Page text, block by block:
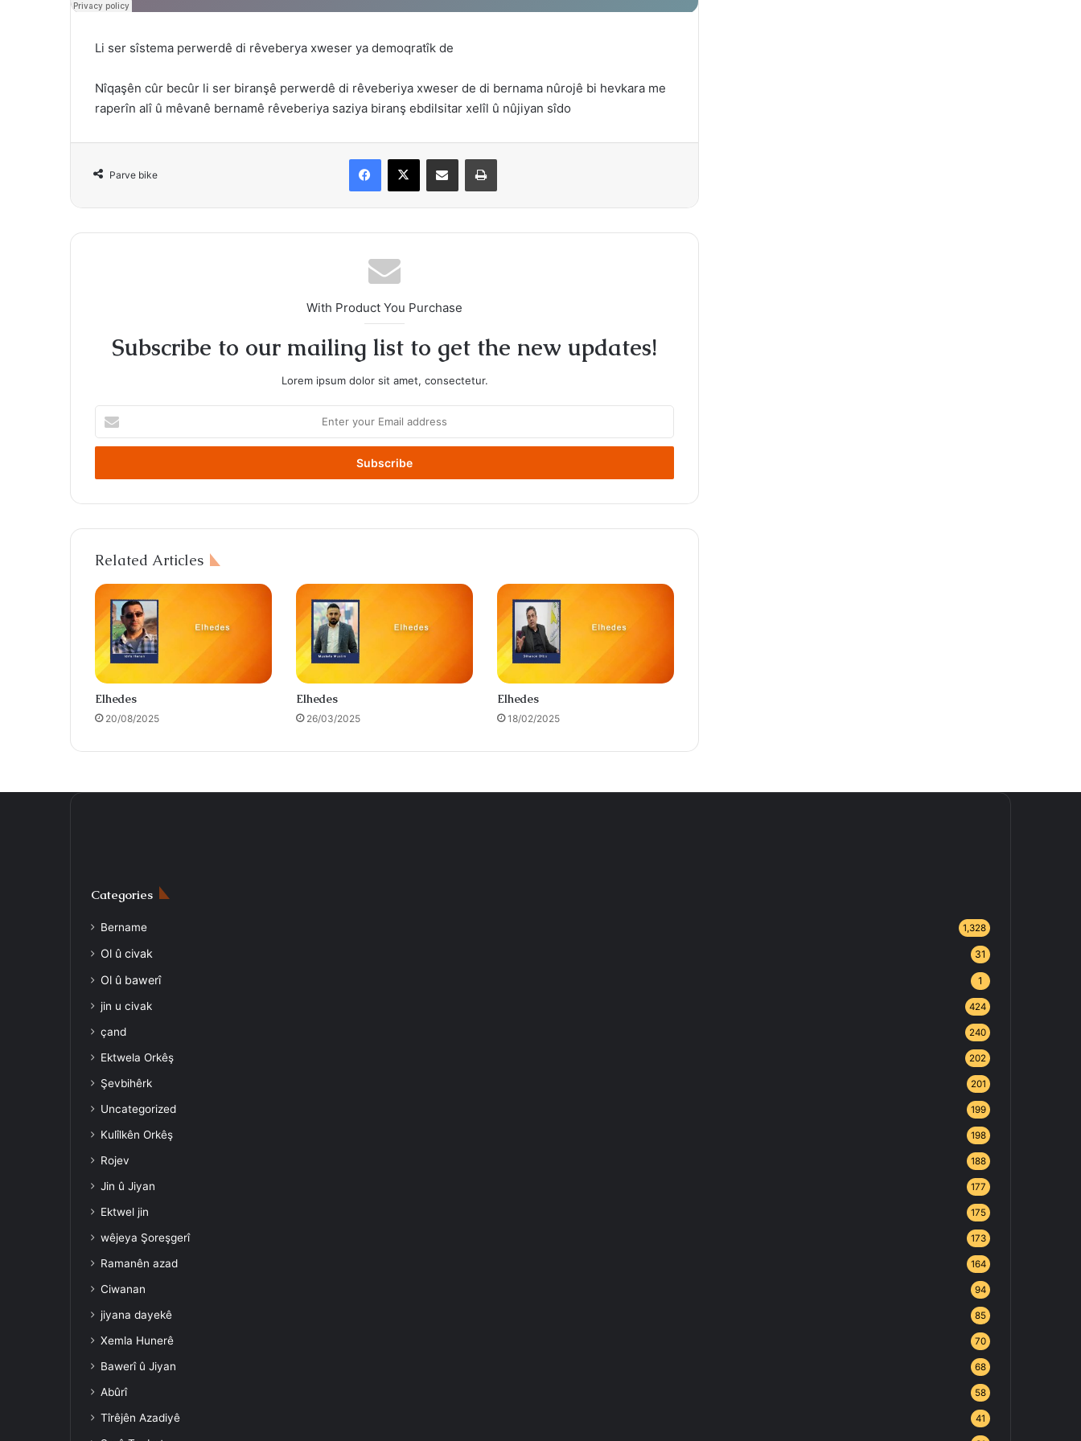
Li ser sîstema perwerdê di rêveberya xweser ya demoqratîk de
Nîqaşên cûr becûr li ser biranşê perwerdê di rêveberiya xweser de di bernama nûrojê bi hevkara me
raperîn alî û mêvanê bernamê rêveberiya saziya biranş ebdilsitar xelîl û nûjiyan sîdo
Parve bike
Facebook
X Share via Email Print
With Product You Purchase
Subscribe to our mailing list to get the new updates!
Lorem ipsum dolor sit amet, consectetur.
your
Email
Related Articles
Elhedes
20/08/2025
Elhedes
26/03/2025
Elhedes
18/02/2025
Categories
Bername 1,328
Ol û civak 31
Ol û bawerî 1
jin u civak 424
çand 240
Ektwela Orkêş 202
Şevbihêrk 201
Uncategorized 199
Kulîlkên Orkêş 198
Rojev 188
Jin û Jiyan 177
Ektwel jin 175
wêjeya Şoreşgerî 173
Ramanên azad 164
Ciwanan 94
jiyana dayekê 85
Xemla Hunerê 70
Bawerî û Jiyan 68
Abûrî 58
Tîrêjên Azadiyê 41